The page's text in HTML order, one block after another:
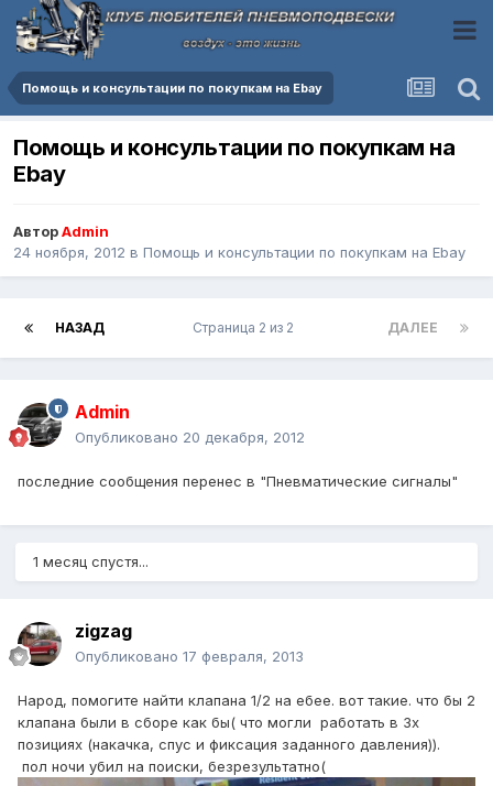
Помощь и консультации по покупкам на Ebay
Помощь и консультации по покупкам на
Ebay
АвторAdmin
24 ноября, 2012 в Помощь и консультации по покупкам на Ebay
НАЗАД ДАЛЕЕ
Страница 2 из 2
Admin
Опубликовано 20 декабря, 2012
последние сообщения перенес в "Пневматические сигналы"
1 месяц спустя...
zigzag
Опубликовано 17 февраля, 2013
Народ, помогите найти клапана 1/2 на ебее. вот такие. что бы 2
клапана были в сборе как бы( что могли работать в 3х
позициях (накачка, спус и фиксация заданного давления)).
пол ночи убил на поиски, безрезультатно(